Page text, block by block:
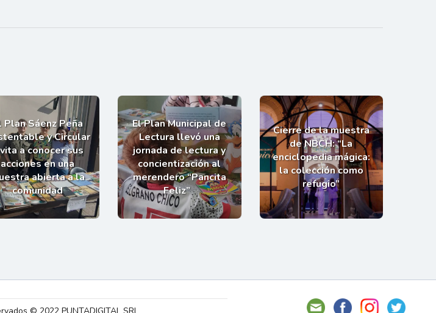
Plan Sáenz Peña
y Circular
a conocer sus
acciones en una
abierta a la
comunidad
El Plan Municipal de
Lectura llevó una
jornada de lectura y
concientización al
merendero “Pancita
Feliz”
Cierre de la muestra
de NBCH: “La
enciclopedia mágica:
la colección como
refugio”